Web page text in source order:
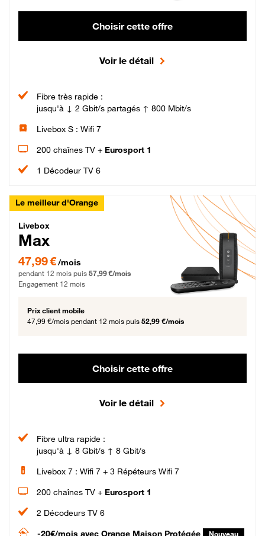
Choisir cette offre
Voir le détail
Fibre très rapide :
jusqu'à ↓ 2 Gbit/s partagés ↑ 800 Mbit/s
Livebox S : Wifi 7
200 chaînes TV + Eurosport 1
1 Décodeur TV 6
Le meilleur d'Orange
Livebox Max Fibre
Livebox
Max
47,99 € par mois pendant 12 mois puis 57,99 € par mois, Engagement 12 mois
47,99 €/mois
pendant 12 mois puis 57,99 €/mois
Engagement 12 mois
Prix client mobile
47,99 €/mois pendant 12 mois puis 52,99 €/mois
Choisir cette offre
Voir le détail
Fibre ultra rapide :
jusqu'à ↓ 8 Gbit/s ↑ 8 Gbit/s
Livebox 7 : Wifi 7 + 3 Répéteurs Wifi 7
200 chaînes TV + Eurosport 1
2 Décodeurs TV 6
-20€/mois avec Orange Maison Protégée Nouveau